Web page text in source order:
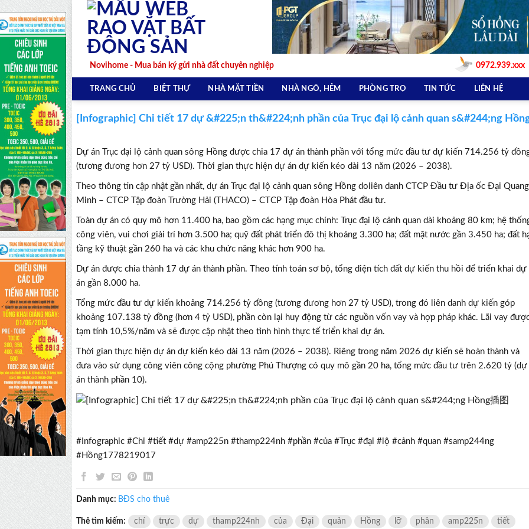
Skip
content
Novihome - Mua bán ký gửi nhà đất chuyên nghiệp 0972.939.xxx
TRANG CHỦ BIỆT THỰ NHÀ MẶT TIỀN NHÀ NGÕ, HẺM PHÒNG TRỌ TIN TỨC LIÊN HỆ
[Infographic] Chi tiết 17 dự &#225;n th&#224;nh phần của Trục đại lộ cảnh quan s&#244;ng
Dự án Trục đại lộ cảnh quan sông Hồng được chia 17 dự án thành phần với tổng mức đầu tư dự kiến 714.256 tỷ
(tương đương hơn 27 tỷ USD). Thời gian thực hiện dự án dự kiến kéo dài 13 năm (2026 – 2038).
Theo thông tin cập nhật gần nhất, dự án Trục đại lộ cảnh quan sông Hồng doliên danh CTCP Đầu tư Địa ốc Đại Quang
Minh – CTCP Tập đoàn Trường Hải (THACO) – CTCP Tập đoàn Hòa Phát đầu tư.
Toàn dự án có quy mô hơn 11.400 ha, bao gồm các hạng mục chính: Trục đại lộ cảnh quan dài khoảng 80 km; hệ
công viên, vui chơi giải trí hơn 3.500 ha; quỹ đất phát triển đô thị khoảng 3.300 ha; đất mặt nước gần 3.450 ha; đất
tầng kỹ thuật gần 260 ha và các khu chức năng khác hơn 900 ha.
Dự án được chia thành 17 dự án thành phần. Theo tính toán sơ bộ, tổng diện tích đất dự kiến thu hồi để triển khai dự
án gần 8.000 ha.
Tổng mức đầu tư dự kiến khoảng 714.256 tỷ đồng (tương đương hơn 27 tỷ USD), trong đó liên danh dự kiến góp
khoảng 107.138 tỷ đồng (hơn 4 tỷ USD), phần còn lại huy động từ các nguồn vốn vay và hợp pháp khác. Lãi vay
tạm tính 10,5%/năm và sẽ được cập nhật theo tình hình thực tế triển khai dự án.
Thời gian thực hiện dự án dự kiến kéo dài 13 năm (2026 – 2038). Riêng trong năm 2026 dự kiến sẽ hoàn thành và
đưa vào sử dụng công viên công cộng phường Phú Thượng có quy mô gần 20 ha, tổng mức đầu tư trên 2.620 tỷ (dự
án thành phần 10).
#Infographic #Chi #tiết #dự #amp225n #thamp224nh #phần #của #Trục #đại #lộ #cảnh #quan #samp244ng
#Hồng1778219017
Danh mục: BĐS cho thuê
Thẻ tìm kiếm: chí trực dự thamp224nh của Đại quản Hồng lỡ phân amp225n tiết